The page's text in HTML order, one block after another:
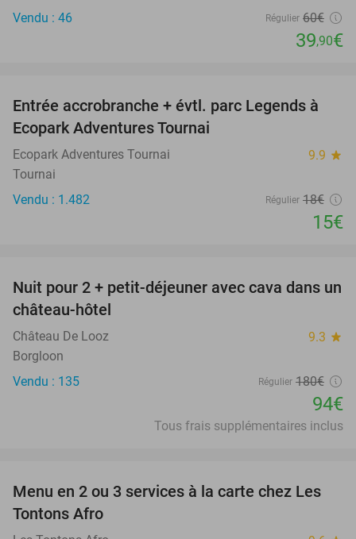
Vendu : 46
Régulier 60€
39,90€
17%
Entrée accrobranche + évtl. parc Legends à
Ecopark Adventures Tournai
Ecopark Adventures Tournai 9.9 star
Tournai
Vendu : 1.482
Régulier 18€
15€
48%
Nuit pour 2 + petit-déjeuner avec cava dans un
château-hôtel
Château De Looz 9.3 star
Borgloon
Vendu : 135
Régulier 180€
94€
Tous frais supplémentaires inclus
31%
Menu en 2 ou 3 services à la carte chez Les
Tontons Afro